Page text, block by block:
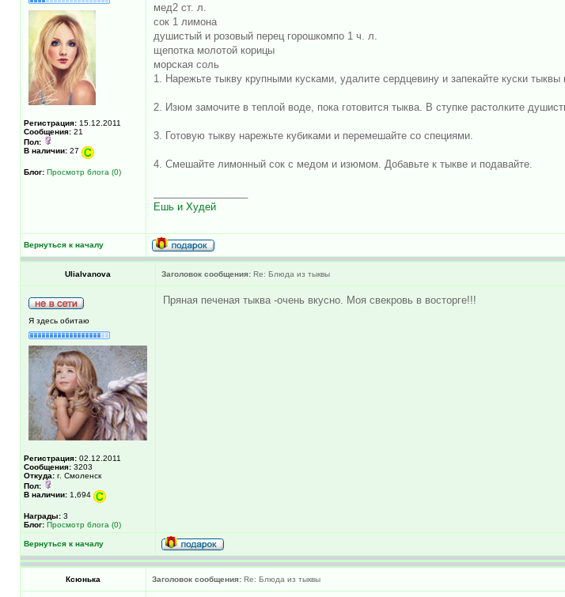
Регистрация: 15.12.2011
Сообщения: 21
Пол:
В наличии: 27
Блог: Просмотр блога (0)
мед2 ст. л.
сок 1 лимона
душистый и розовый перец горошкомпо 1 ч. л.
щепотка молотой корицы
морская соль
1. Нарежьте тыкву крупными кусками, удалите сердцевину и запекайте куски
2. Изюм замочите в теплой воде, пока готовится тыква. В ступке растолките
3. Готовую тыкву нарежьте кубиками и перемешайте со специями.
4. Смешайте лимонный сок с медом и изюмом. Добавьте к тыкве и подавайте.
Ешь и Худей
Вернуться к началу
UliaIvanova Заголовок сообщения: Re: Блюда из тыквы
Я здесь обитаю
Регистрация: 02.12.2011
Сообщения: 3203
Откуда: г. Смоленск
Пол:
В наличии: 1,694
Награды: 3
Блог: Просмотр блога (0)
Пряная печеная тыква -очень вкусно. Моя свекровь в восторге!!!
Вернуться к началу
Ксюнька Заголовок сообщения: Re: Блюда из тыквы